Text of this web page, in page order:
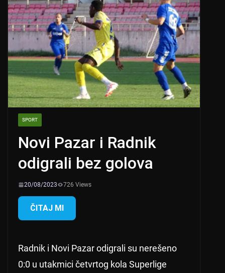
SPORT
Novi Pazar i Radnik
odigrali bez golova
20/08/2023 726 Views
ČITAJ MI
Radnik i Novi Pazar odigrali su nerešeno
0:0 u utakmici četvrtog kola Superlige